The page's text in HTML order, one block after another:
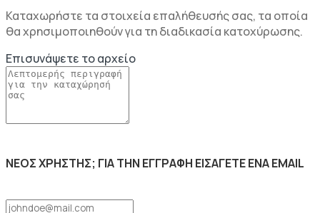
Καταχωρήστε τα στοιχεία επαλήθευσής σας, τα οποία
θα χρησιμοποιηθούν για τη διαδικασία κατοχύρωσης.
Επισυνάψετε το αρχείο
ΝΕΟΣ ΧΡΗΣΤΗΣ; ΓΙΑ ΤΗΝ ΕΓΓΡΑΦΗ ΕΙΣΑΓΕΤΕ ΕΝΑ EMAIL